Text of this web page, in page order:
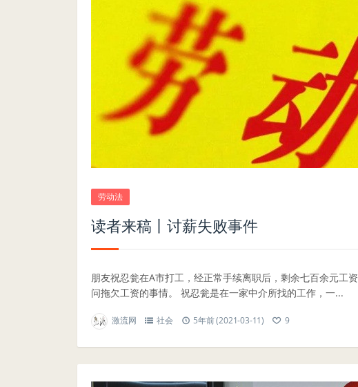
劳动法
读者来稿丨讨薪失败事件
朋友祝忍瓮在A市打工，经正常手续离职后，剩余七百余元工
问拖欠工资的事情。 祝忍瓮是在一家中介所找的工作，一...
激流网 社会 5年前 (2021-03-11) 9